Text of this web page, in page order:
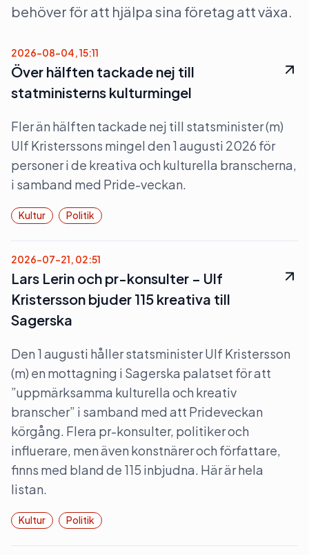
behöver för att hjälpa sina företag att växa.
2026-08-04, 15:11
Över hälften tackade nej till
statministerns kulturmingel
Fler än hälften tackade nej till statsminister (m)
Ulf Kristerssons mingel den 1 augusti 2026 för
personer i de kreativa och kulturella branscherna,
i samband med Pride-veckan.
Kultur Politik
2026-07-21, 02:51
Lars Lerin och pr-konsulter – Ulf
Kristersson bjuder 115 kreativa till
Sagerska
Den 1 augusti håller statsminister Ulf Kristersson
(m) en mottagning i Sagerska palatset för att
”uppmärksamma kulturella och kreativ
branscher” i samband med att Prideveckan
körgång. Flera pr-konsulter, politiker och
influerare, men även konstnärer och författare,
finns med bland de 115 inbjudna. Här är hela
listan.
Kultur Politik